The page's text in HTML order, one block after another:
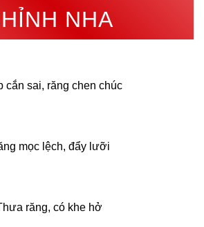
NHA
cắn sai, răng chen chúc
mọc lệch, đẩy lưỡi
răng, có khe hở